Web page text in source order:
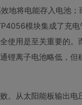
地将电能存入电池
模块集成了充
使用是至关重要的
锂离子电池略低，
。从太阳能板输出